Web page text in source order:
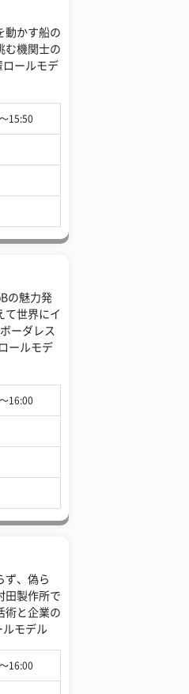
動かす船の
む機関士の
ロールモデ
15:50
の魅力発
て世界にイ
ーダレス
ールモデ
16:00
ず、偽ら
田製作所で
術と企業の
ルモデル
16:00